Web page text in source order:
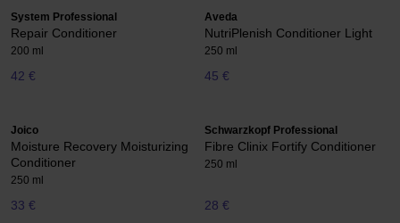
System Professional
Repair Conditioner
200 ml
42 €
Aveda
NutriPlenish Conditioner Light
250 ml
45 €
Joico
Moisture Recovery Moisturizing
Conditioner
250 ml
33 €
Schwarzkopf Professional
Fibre Clinix Fortify Conditioner
250 ml
28 €